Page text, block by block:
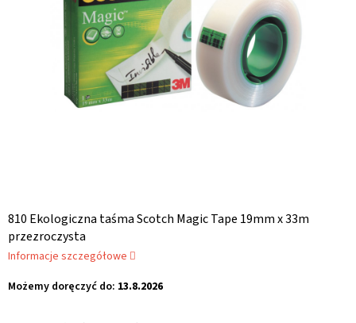
Możemy doręczyć do: 13.8.2026
810 Ekologiczna taśma Scotch Magic Tape 19mm x 33m
przezroczysta
Informacje szczegółowe